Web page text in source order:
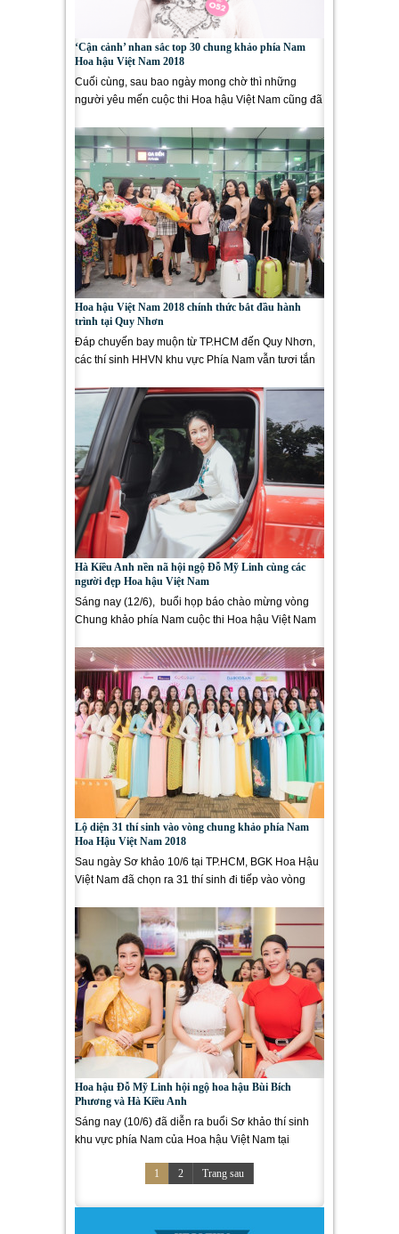
‘Cận cảnh’ nhan sắc top 30 chung khảo phía Nam
Hoa hậu Việt Nam 2018
Cuối cùng, sau bao ngày mong chờ thì những
người yêu mến cuộc thi Hoa hậu Việt Nam cũng đã
Hoa hậu Việt Nam 2018 chính thức bắt đầu hành
trình tại Quy Nhơn
Đáp chuyến bay muộn từ TP.HCM đến Quy Nhơn,
các thí sinh HHVN khu vực Phía Nam vẫn tươi tắn
Hà Kiều Anh nền nã hội ngộ Đỗ Mỹ Linh cùng các
người đẹp Hoa hậu Việt Nam
Sáng nay (12/6), buổi họp báo chào mừng vòng
Chung khảo phía Nam cuộc thi Hoa hậu Việt Nam
Lộ diện 31 thí sinh vào vòng chung khảo phía Nam
Hoa Hậu Việt Nam 2018
Sau ngày Sơ khảo 10/6 tại TP.HCM, BGK Hoa Hậu
Việt Nam đã chọn ra 31 thí sinh đi tiếp vào vòng
Hoa hậu Đỗ Mỹ Linh hội ngộ hoa hậu Bùi Bích
Phương và Hà Kiều Anh
Sáng nay (10/6) đã diễn ra buổi Sơ khảo thí sinh
khu vực phía Nam của Hoa hậu Việt Nam tại
1
2 Trang sau